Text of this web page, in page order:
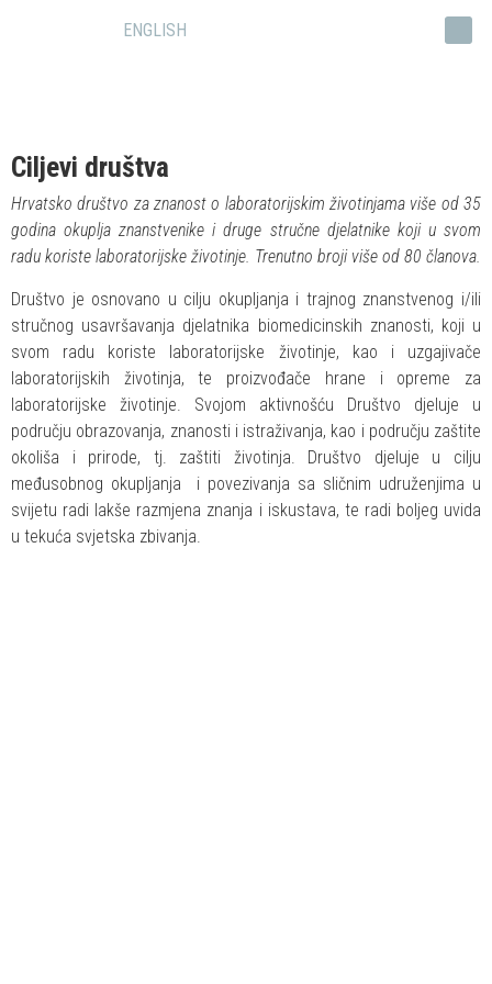
ENGLISH
Ciljevi društva
Hrvatsko društvo za znanost o laboratorijskim životinjama više od 35
godina okuplja znanstvenike i druge stručne djelatnike koji u svom
radu koriste laboratorijske životinje. Trenutno broji više od 80 članova.
Društvo je osnovano u cilju okupljanja i trajnog znanstvenog i/ili
stručnog usavršavanja djelatnika biomedicinskih znanosti, koji u
svom radu koriste laboratorijske životinje, kao i uzgajivače
laboratorijskih životinja, te proizvođače hrane i opreme za
laboratorijske životinje. Svojom aktivnošću Društvo djeluje u
području obrazovanja, znanosti i istraživanja, kao i području zaštite
okoliša i prirode, tj. zaštiti životinja. Društvo djeluje u cilju
međusobnog okupljanja i povezivanja sa sličnim udruženjima u
svijetu radi lakše razmjena znanja i iskustava, te radi boljeg uvida
u tekuća svjetska zbivanja.